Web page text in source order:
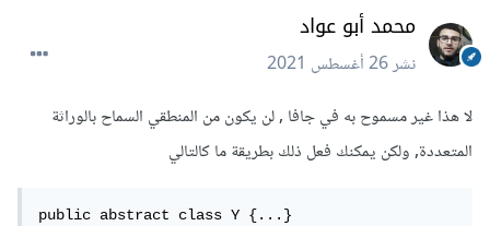
محمد أبو عواد
نشر26 أغسطس 2021
لا هذا غير مسموح به في جافا , لن يكون من المنطقي السماح بالوراثة
المتعددة, ولكن يمكنك فعل ذلك بطريقة ما كالتالي
public abstract class Y {...}